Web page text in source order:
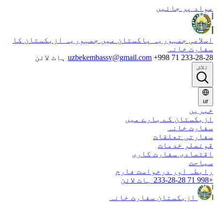
پر جائیں
جمہوریہ پاکستان میں جمہوریہ ازبکستان کا
خانہ
uzbekembassy@gmail.com 71 233-28-28 ہاٹ لائن
تلاش
کے بارے میں
خانہ
تعلقات
خدمات
سفارت کاری
اور درخواست فارم
ازبکستان سفارت خانہ